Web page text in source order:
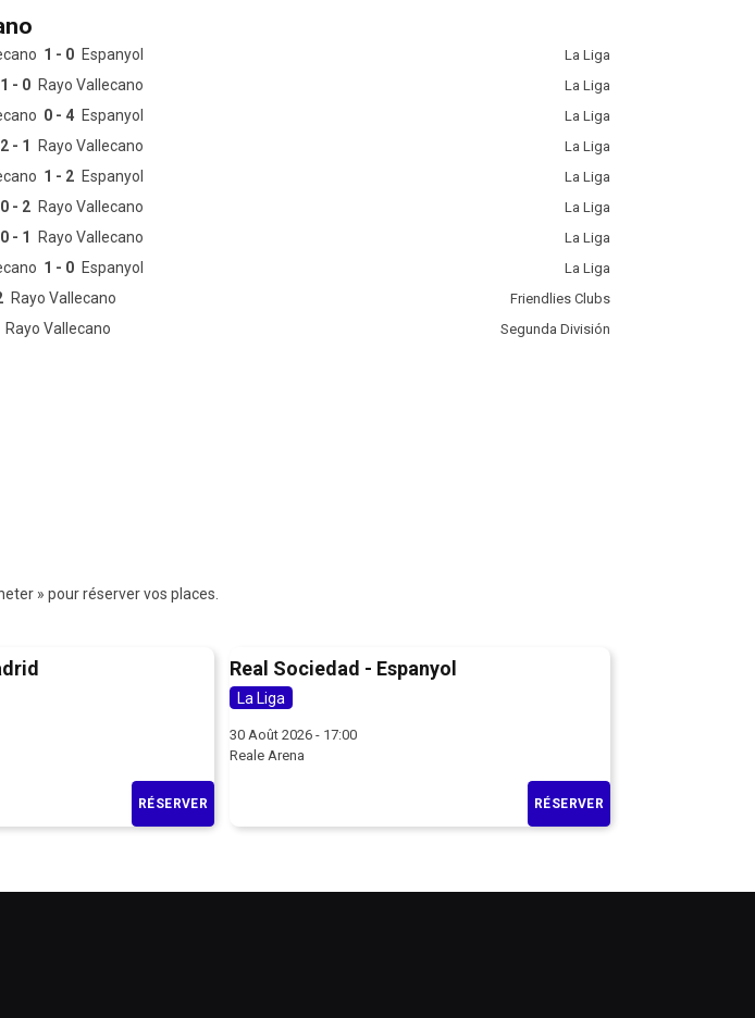
1 - 0 Espanyol
La Liga
1 - 0 Rayo Vallecano
La Liga
0 - 4 Espanyol
La Liga
2 - 1 Rayo Vallecano
La Liga
1 - 2 Espanyol
La Liga
0 - 2 Rayo Vallecano
La Liga
0 - 1 Rayo Vallecano
La Liga
1 - 0 Espanyol
La Liga
Rayo Vallecano
Friendlies Clubs
Rayo Vallecano Segunda División
» pour réserver vos places.
RÉSERVER
Real Sociedad - Espanyol
La Liga
30 Août 2026 - 17:00
Reale Arena
RÉSERVER